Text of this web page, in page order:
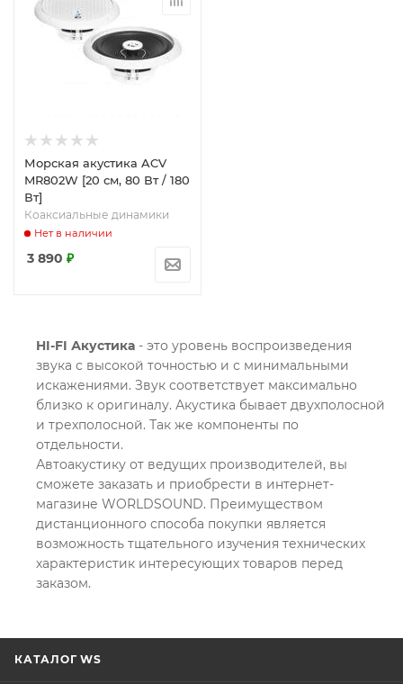
Морская акустика ACV
MR802W [20 см, 80 Вт / 180
Вт]
Коаксиальные динамики
Нет в наличии
3 890 ₽
HI-FI Акустика - это уровень воспроизведения
звука с высокой точностью и с минимальными
искажениями. Звук соответствует максимально
близко к оригиналу. Акустика бывает двухполосной
и трехполосной. Так же компоненты по
отдельности.
Автоакустику от ведущих производителей, вы
сможете заказать и приобрести в интернет-
магазине WORLDSOUND. Преимуществом
дистанционного способа покупки является
возможность тщательного изучения технических
характеристик интересующих товаров перед
заказом.
КАТАЛОГ WS